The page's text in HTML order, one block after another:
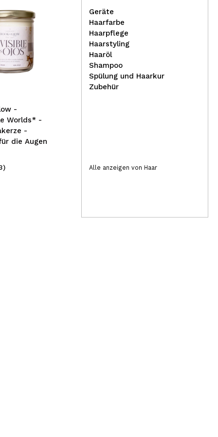
-
Worlds* -
-
die Augen
Eigshow -
Flachkonturpinsel F623
(2)
Geräte
Haarfarbe
Haarpflege
Haarstyling
Haaröl
Shampoo
Spülung und Haarkur
Zubehür
Alle anzeigen von Haar